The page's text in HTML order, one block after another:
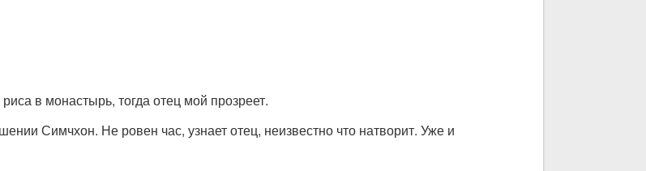
в монастырь, тогда отец мой прозреет.
Симчхон. Не ровен час, узнает отец, неизвестно что натворит. Уже и